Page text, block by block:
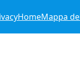
HomeMappa